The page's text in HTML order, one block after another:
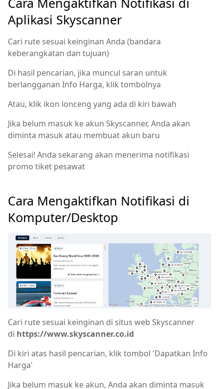
Aplikasi Skyscanner
Cari rute sesuai keinginan Anda (bandara
keberangkatan dan tujuan)
Di hasil pencarian, jika muncul saran untuk
berlangganan Info Harga, klik tombolnya
Atau, klik ikon lonceng yang ada di kiri bawah
Jika belum masuk ke akun Skyscanner, Anda akan
diminta masuk atau membuat akun baru
Selesai! Anda sekarang akan menerima notifikasi
promo tiket pesawat
Cara Mengaktifkan Notifikasi di
Komputer/Desktop
Cari rute sesuai keinginan di situs web Skyscanner
di https://www.skyscanner.co.id
Di kiri atas hasil pencarian, klik tombol 'Dapatkan Info
Harga'
Jika belum masuk ke akun, Anda akan diminta masuk